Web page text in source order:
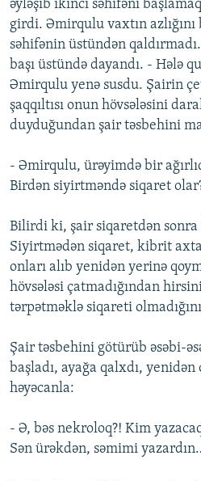
əyləşib ikinci səhifəni
girdi. Əmirqulu vaxtın
səhifənin üstündən
başı üstündə dayandı. - Hələ
Əmirqulu yenə susdu. Şairin
şaqqıltısı onun hövsələsini
duyduğundan şair təsbehini
- Əmirqulu, ürəyimdə bir
Birdən siyirtməndə siqaret
Bilirdi ki, şair siqaretdən
Siyirtmədən siqaret, kibrit
onları alıb yenidən yerinə
hövsələsi çatmadığından
tərpətməklə siqareti
Şair təsbehini götürüb əsəbi-
başladı, ayağa qalxdı,
həyəcanla:
- Ə, bəs nekroloq?! Kim
Sən ürəkdən, səmimi